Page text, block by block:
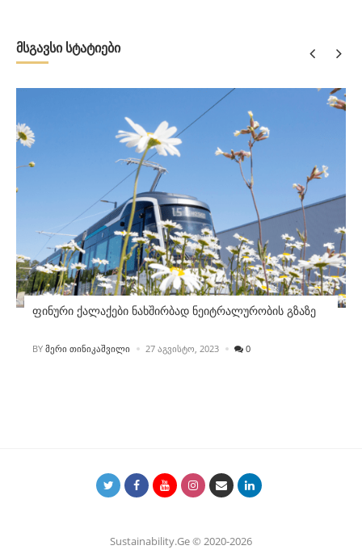
მსგავსი სტატიები
ფინური ქალაქები ნახშირბად ნეიტრალურობის გზაზე
POSTED
BY ᲛᲔᲠᲘ ᲗᲘᲜᲘᲙᲐᲨᲕᲘᲚᲘ 27 ᲐᲒᲕᲘᲡᲢᲝ, 2023 0
Sustainability.Ge © 2020-2026